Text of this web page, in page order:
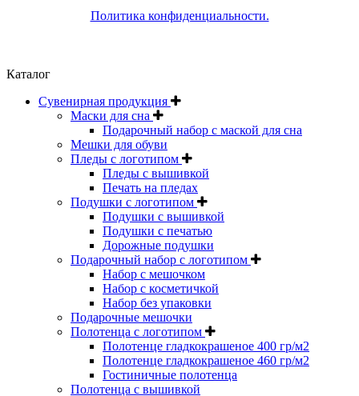
Политика конфиденциальности.
Каталог
Сувенирная продукция
Маски для сна
Подарочный набор с маской для сна
Мешки для обуви
Пледы с логотипом
Пледы с вышивкой
Печать на пледах
Подушки с логотипом
Подушки с вышивкой
Подушки с печатью
Дорожные подушки
Подарочный набор с логотипом
Набор с мешочком
Набор с косметичкой
Набор без упаковки
Подарочные мешочки
Полотенца с логотипом
Полотенце гладкокрашеное 400 гр/м2
Полотенце гладкокрашеное 460 гр/м2
Гостиничные полотенца
Полотенца с вышивкой